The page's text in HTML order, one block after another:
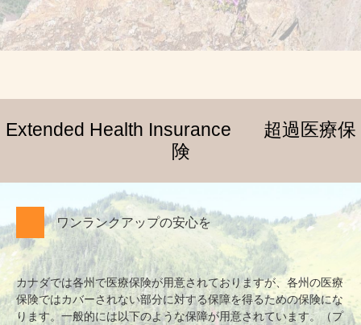
Extended Health Insurance
超過医療保
険
ワンランクアップの安心を
カナダでは各州で医療保険が用意されておりますが、各州の医療
保険ではカバーされない部分に対する保障を得るための保険にな
ります。一般的には以下のような保障が用意されています。（プ